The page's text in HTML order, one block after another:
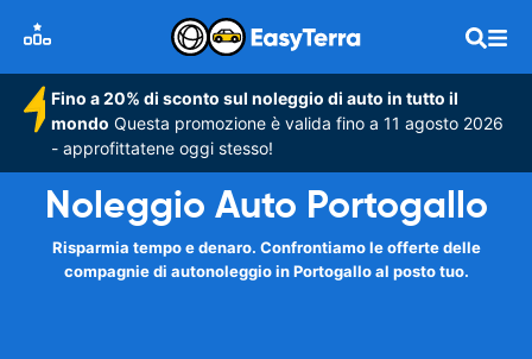
Fino a 20% di sconto sul noleggio di auto in tutto il
mondo Questa promozione è valida fino a 11 agosto 2026
- approfittatene oggi stesso!
Noleggio Auto Portogallo
Risparmia tempo e denaro. Confrontiamo le offerte delle
compagnie di autonoleggio in Portogallo al posto tuo.